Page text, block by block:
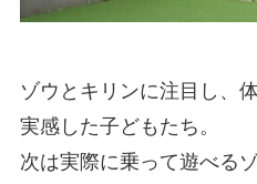
ゾウとキリンに注目し、
実感した子どもたち。
次は実際に乗って遊べる